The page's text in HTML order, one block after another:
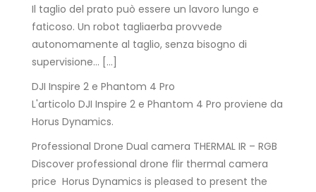
Il taglio del prato può essere un lavoro lungo e
faticoso. Un robot tagliaerba provvede
autonomamente al taglio, senza bisogno di
supervisione… […]
DJI Inspire 2 e Phantom 4 Pro
L'articolo DJI Inspire 2 e Phantom 4 Pro proviene da
Horus Dynamics.
Professional Drone Dual camera THERMAL IR – RGB
Discover professional drone flir thermal camera
price Horus Dynamics is pleased to present the